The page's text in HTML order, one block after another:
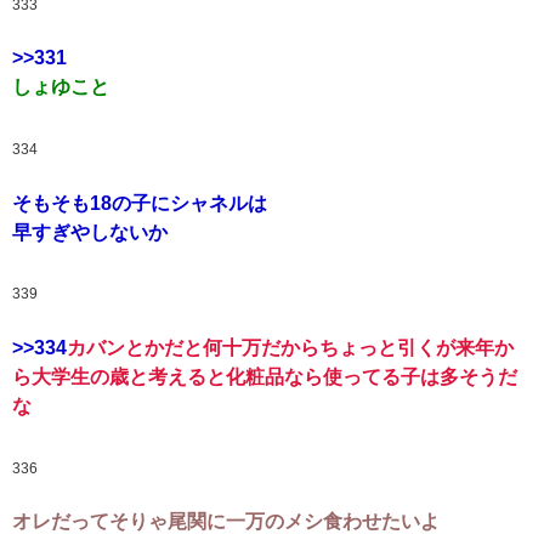
333
>>331
しょゆこと
334
そもそも18の子にシャネルは
早すぎやしないか
339
>>334カバンとかだと何十万だからちょっと引くが来年か
ら大学生の歳と考えると化粧品なら使ってる子は多そうだ
な
336
オレだってそりゃ尾関に一万のメシ食わせたいよ